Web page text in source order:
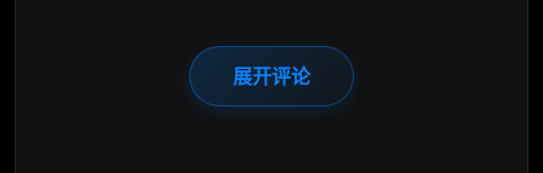
展开评论